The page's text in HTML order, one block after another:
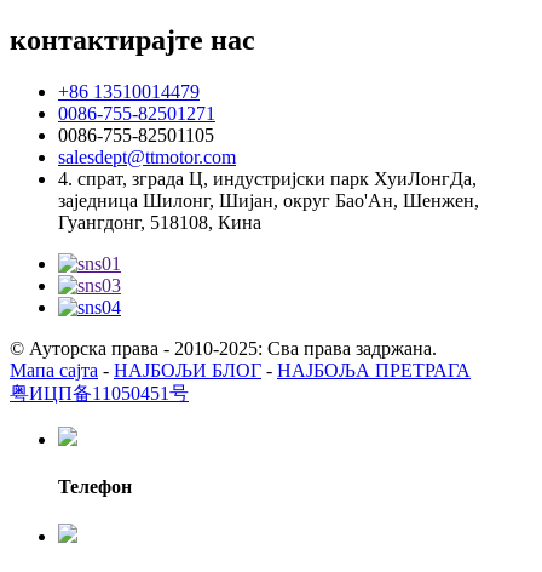
контактирајте нас
+86 13510014479
0086-755-82501271
0086-755-82501105
salesdept@ttmotor.com
4. спрат, зграда Ц, индустријски парк ХуиЛонгДа,
заједница Шилонг, Шијан, округ Бао'Ан, Шенжен,
Гуангдонг, 518108, Кина
© Ауторска права - 2010-2025: Сва права задржана.
Мапа сајта - НАЈБОЉИ БЛОГ - НАЈБОЉА ПРЕТРАГА
粤ИЦП备11050451号
Телефон